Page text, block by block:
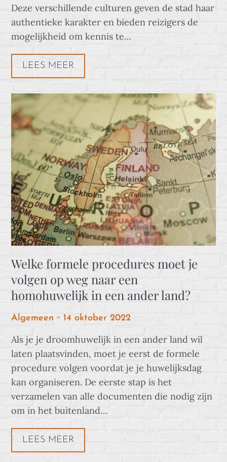
Deze verschillende culturen geven de stad haar
authentieke karakter en bieden reizigers de
mogelijkheid om kennis te…
LEES MEER
Welke formele procedures moet je
volgen op weg naar een
homohuwelijk in een ander land?
Algemeen
Posted
14 oktober 2022
Als je je droomhuwelijk in een ander land wil
laten plaatsvinden, moet je eerst de formele
procedure volgen voordat je je huwelijksdag
kan organiseren. De eerste stap is het
verzamelen van alle documenten die nodig zijn
om in het buitenland…
LEES MEER